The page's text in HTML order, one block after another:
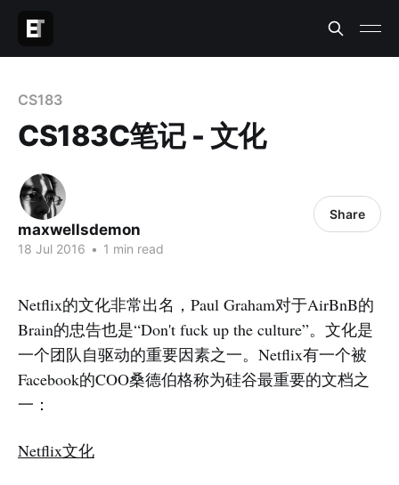
CS183
CS183C笔记 - 文化
maxwellsdemon
18 Jul 2016 • 1 min read
Share
Netflix的文化非常出名，Paul Graham对于AirBnB的
Brain的忠告也是“Don't fuck up the culture”。文化是
一个团队自驱动的重要因素之一。Netflix有一个被
Facebook的COO桑德伯格称为硅谷最重要的文档之
一：
Netflix文化